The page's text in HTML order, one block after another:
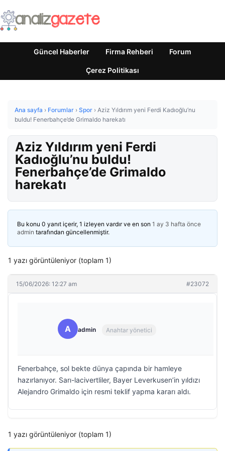
Güncel Haberler Firma Rehberi Forum
Çerez Politikası
Ana sayfa › Forumlar › Spor › Aziz Yıldırım yeni Ferdi Kadıoğlu’nu
buldu! Fenerbahçe’de Grimaldo harekatı
Aziz Yıldırım yeni Ferdi
Kadıoğlu’nu buldu!
Fenerbahçe’de Grimaldo
harekatı
Bu konu 0 yanıt içerir, 1 izleyen vardır ve en son 1 ay 3 hafta önce
admin tarafından güncellenmiştir.
1 yazı görüntüleniyor (toplam 1)
15/06/2026: 12:27 am #23072
A admin Anahtar yönetici
Fenerbahçe, sol bekte dünya çapında bir hamleye
hazırlanıyor. Sarı-lacivertliler, Bayer Leverkusen’in yıldızı
Alejandro Grimaldo için resmi teklif yapma kararı aldı.
1 yazı görüntüleniyor (toplam 1)